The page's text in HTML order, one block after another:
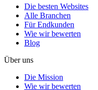
Die besten Websites
Alle Branchen
Für Endkunden
Wie wir bewerten
Blog
Über uns
Die Mission
Wie wir bewerten